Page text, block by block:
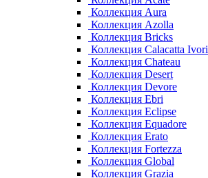
Коллекция Aura
Коллекция Azolla
Коллекция Bricks
Коллекция Calacatta Ivori
Коллекция Chateau
Коллекция Desert
Коллекция Devore
Коллекция Ebri
Коллекция Eclipse
Коллекция Equadore
Коллекция Erato
Коллекция Fortezza
Коллекция Global
Коллекция Grazia